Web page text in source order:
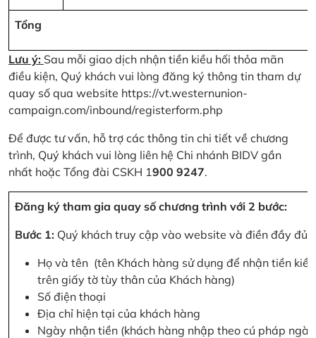
Tổng
Lưu ý: Sau mỗi giao dịch nhận tiền kiều hối thỏa mãn
điều kiện, Quý khách vui lòng đăng ký thông tin tham dự
quay số qua website https://vt.westernunion-
campaign.com/inbound/registerform.php
Để được tư vấn, hỗ trợ các thông tin chi tiết về chương
trình, Quý khách vui lòng liên hệ Chi nhánh BIDV gần
nhất hoặc Tổng đài CSKH 1900 9247.
Đăng ký tham gia quay số chương trình với 2 bước:
Bước 1: Quý khách truy cập vào website và điền đầy đủ
Họ và tên (tên Khách hàng sử dụng để nhận tiền
trên giấy tờ tùy thân của Khách hàng)
Số điện thoại
Địa chỉ hiện tại của khách hàng
Ngày nhận tiền (khách hàng nhập theo cú pháp